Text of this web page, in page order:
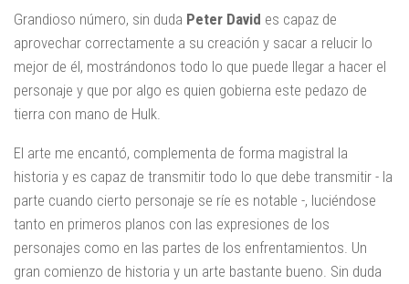
Grandioso número, sin duda Peter David es capaz de
aprovechar correctamente a su creación y sacar a relucir lo
mejor de él, mostrándonos todo lo que puede llegar a hacer el
personaje y que por algo es quien gobierna este pedazo de
tierra con mano de Hulk.
El arte me encantó, complementa de forma magistral la
historia y es capaz de transmitir todo lo que debe transmitir - la
parte cuando cierto personaje se ríe es notable -, luciéndose
tanto en primeros planos con las expresiones de los
personajes como en las partes de los enfrentamientos. Un
gran comienzo de historia y un arte bastante bueno. Sin duda